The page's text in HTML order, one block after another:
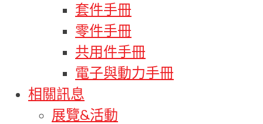
套件手冊
零件手冊
共用件手冊
電子與動力手冊
相關訊息
展覽&活動